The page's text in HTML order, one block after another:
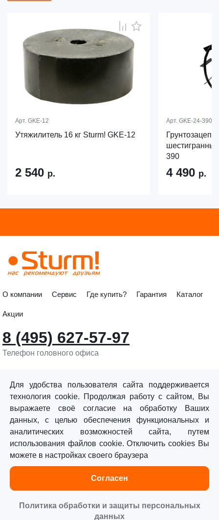
Арт. GKE-12
Утяжилитель 16 кг Sturm! GKE-12
2 540 р.
Арт. GKE-24-390
390
4 490 р.
О компании Сервис Где купить? Гарантия Каталог
Акции
8 (495) 627-57-97
Телефон головного офиса
©«Sturm!» 2011–2026 ®
Все права защищены.
Политика обработки персональных данных
Для удобства пользователя сайта поддерживается
технология cookie. Продолжая работу с сайтом, Вы
выражаете своё согласие на обработку Ваших
данных, с целью обеспечения функциональных и
аналитических возможностей сайта, путем
использования файлов cookie. Отключить cookies Вы
можете в настройках своего браузера
Согласен
Политика обработки и защиты персональных
данных